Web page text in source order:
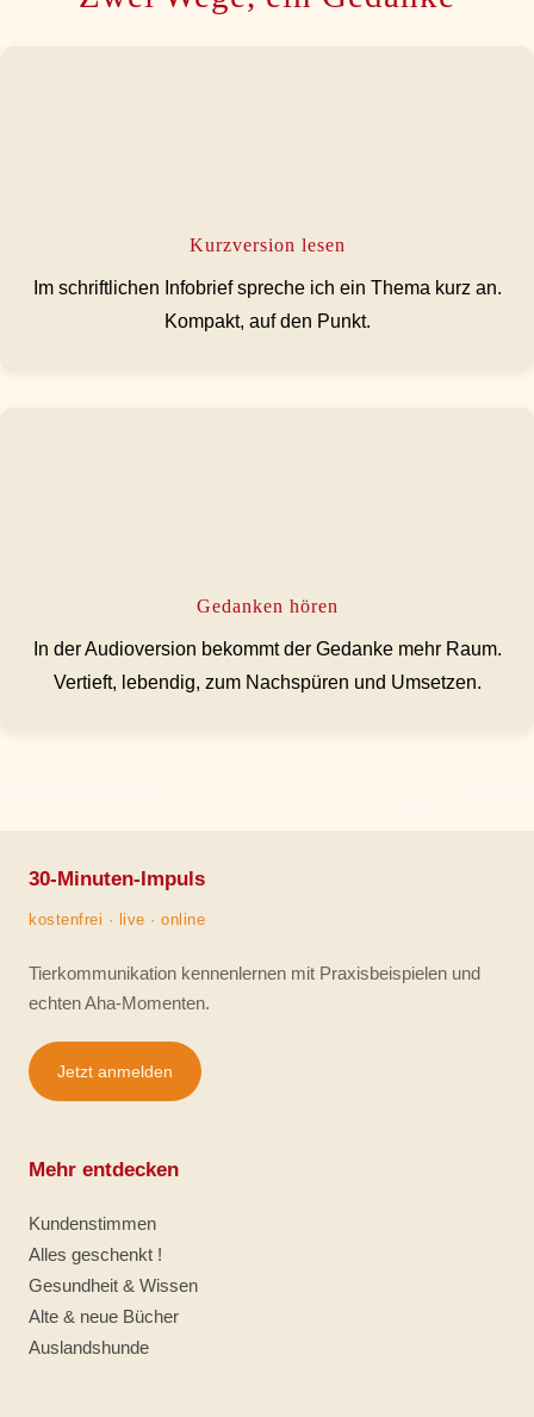
Kurzversion lesen
Im schriftlichen Infobrief spreche ich ein Thema kurz an.
Kompakt, auf den Punkt.
Gedanken hören
In der Audioversion bekommt der Gedanke mehr Raum.
Vertieft, lebendig, zum Nachspüren und Umsetzen.
30-Minuten-Impuls
kostenfrei · live · online
Tierkommunikation kennenlernen mit Praxisbeispielen und
echten Aha-Momenten.
Jetzt anmelden
Mehr entdecken
Kundenstimmen
Alles geschenkt !
Gesundheit & Wissen
Alte & neue Bücher
Auslandshunde